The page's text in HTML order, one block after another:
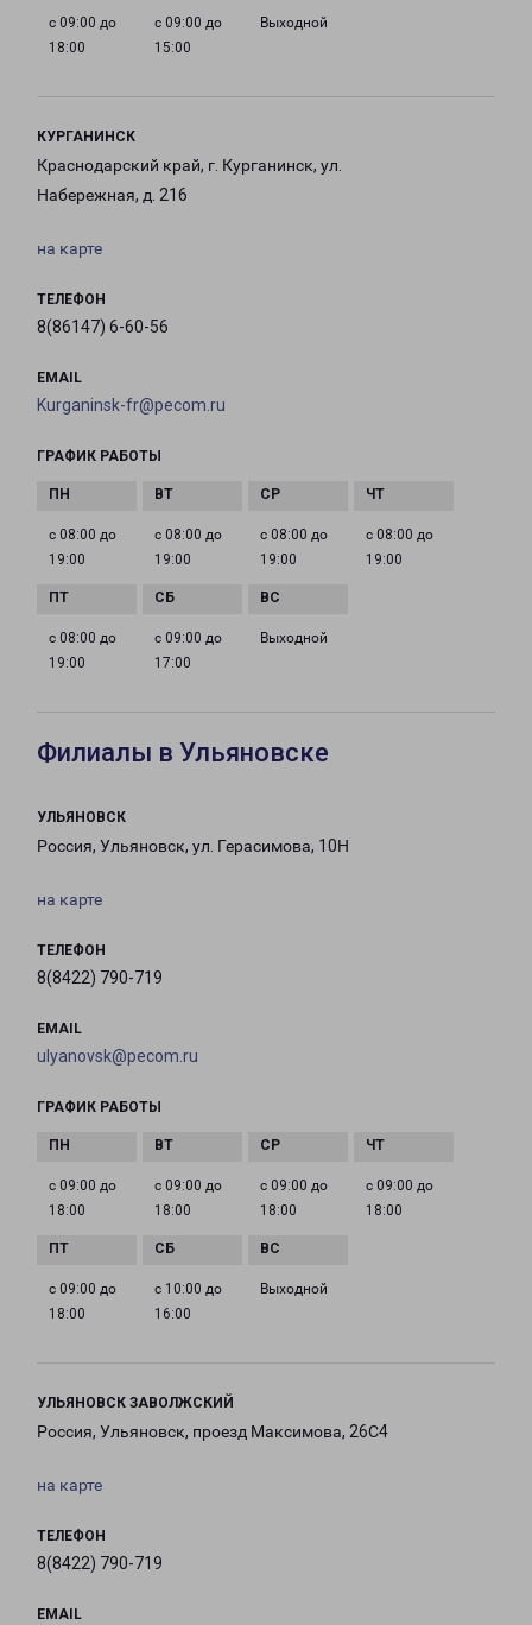
с 09:00 до
18:00
с 09:00 до
15:00
Выходной
КУРГАНИНСК
Краснодарский край, г. Курганинск, ул.
Набережная, д. 216
на карте
ТЕЛЕФОН
8(86147) 6-60-56
EMAIL
Kurganinsk-fr@pecom.ru
ГРАФИК РАБОТЫ
с 08:00 до
19:00
с 08:00 до
19:00
с 08:00 до
19:00
с 08:00 до
19:00
с 08:00 до
19:00
с 09:00 до
17:00
Выходной
Филиалы в Ульяновске
УЛЬЯНОВСК
Россия, Ульяновск, ул. Герасимова, 10Н
на карте
ТЕЛЕФОН
8(8422) 790-719
EMAIL
ulyanovsk@pecom.ru
ГРАФИК РАБОТЫ
с 09:00 до
18:00
с 09:00 до
18:00
с 09:00 до
18:00
с 09:00 до
18:00
с 09:00 до
18:00
с 10:00 до
16:00
Выходной
УЛЬЯНОВСК ЗАВОЛЖСКИЙ
Россия, Ульяновск, проезд Максимова, 26С4
на карте
ТЕЛЕФОН
8(8422) 790-719
EMAIL